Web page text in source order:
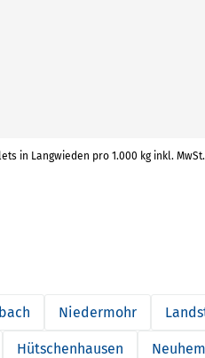
in Langwieden pro 1.000 kg inkl.
Niedermohr
Hütschenhausen